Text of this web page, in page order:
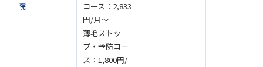
院
コース：2,833
円/月〜
薄毛ストッ
プ・予防コー
ス：1,800円/